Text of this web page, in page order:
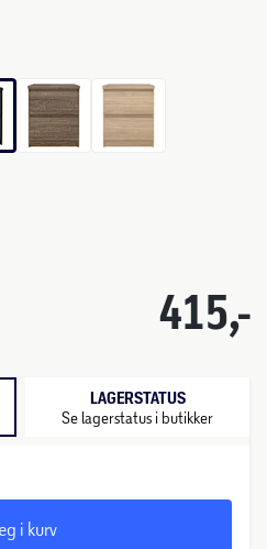
415,-
LAGERSTATUS
Se lagerstatus i butikker
i kurv